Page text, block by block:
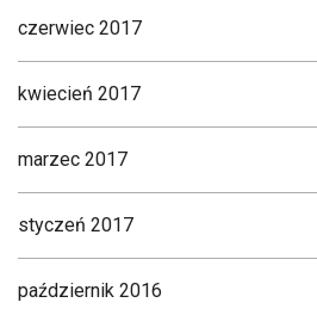
czerwiec 2017
kwiecień 2017
marzec 2017
styczeń 2017
październik 2016